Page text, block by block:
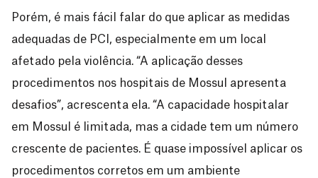
Porém, é mais fácil falar do que aplicar as medidas
adequadas de PCI, especialmente em um local
afetado pela violência. “A aplicação desses
procedimentos nos hospitais de Mossul apresenta
desafios”, acrescenta ela. “A capacidade hospitalar
em Mossul é limitada, mas a cidade tem um número
crescente de pacientes. É quase impossível aplicar os
procedimentos corretos em um ambiente